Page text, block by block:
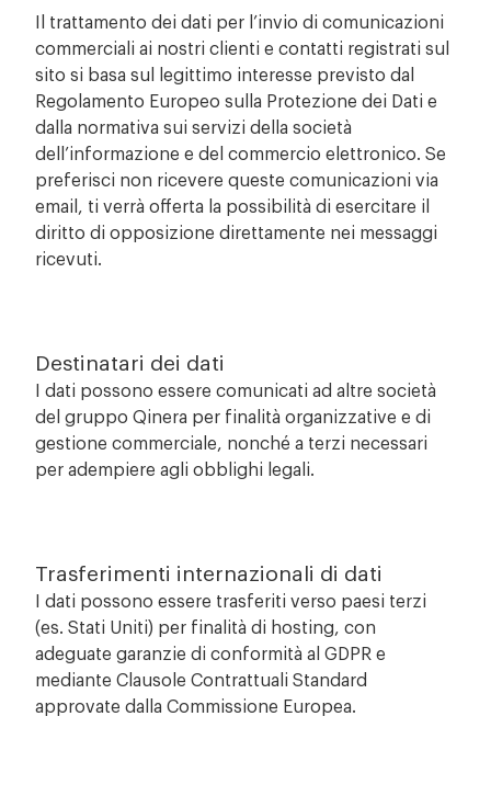
Il trattamento dei dati per l’invio di comunicazioni
commerciali ai nostri clienti e contatti registrati sul
sito si basa sul legittimo interesse previsto dal
Regolamento Europeo sulla Protezione dei Dati e
dalla normativa sui servizi della società
dell’informazione e del commercio elettronico. Se
preferisci non ricevere queste comunicazioni via
email, ti verrà offerta la possibilità di esercitare il
diritto di opposizione direttamente nei messaggi
ricevuti.
Destinatari dei dati
I dati possono essere comunicati ad altre società
del gruppo Qinera per finalità organizzative e di
gestione commerciale, nonché a terzi necessari
per adempiere agli obblighi legali.
Trasferimenti internazionali di dati
I dati possono essere trasferiti verso paesi terzi
(es. Stati Uniti) per finalità di hosting, con
adeguate garanzie di conformità al GDPR e
mediante Clausole Contrattuali Standard
approvate dalla Commissione Europea.